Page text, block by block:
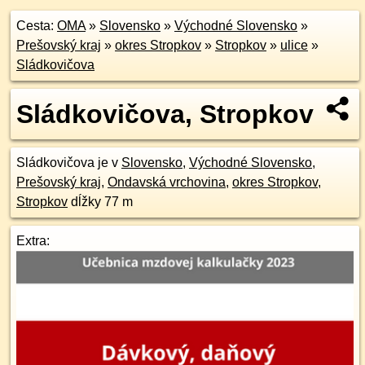
Cesta: OMA» Slovensko » Východné Slovensko »
Prešovský kraj » okres Stropkov » Stropkov » ulice »
Sládkovičova
Sládkovičova, Stropkov
Sládkovičova je v Slovensko, Východné Slovensko,
Prešovský kraj, Ondavská vrchovina, okres Stropkov,
Stropkov dĺžky 77 m
Extra: